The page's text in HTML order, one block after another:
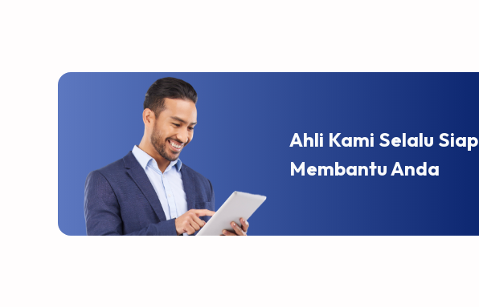
Ahli Kami Selalu Siap
Membantu Anda